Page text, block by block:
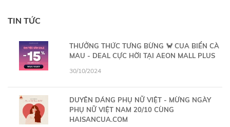
TIN TỨC
THƯỞNG THỨC TƯNG BỪNG 🦀 CUA BIỂN CÀ
MAU - DEAL CỰC HỜI TẠI AEON MALL PLUS
30/10/2024
DUYÊN DÁNG PHỤ NỮ VIỆT - MỪNG NGÀY
PHỤ NỮ VIỆT NAM 20/10 CÙNG
HAISANCUA.COM